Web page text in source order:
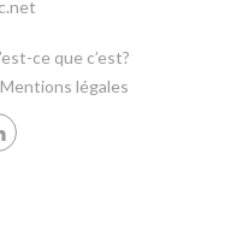
ce que c’est?
Mentions légales